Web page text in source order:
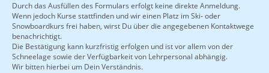
Durch das Ausfüllen des Formulars erfolgt keine direkte Anmeldung.
Wenn jedoch Kurse stattfinden und wir einen Platz im Ski- oder
Snowboardkurs frei haben, wirst Du über die angegebenen Kontaktwege
benachrichtigt.
Die Bestätigung kann kurzfristig erfolgen und ist vor allem von der
Schneelage sowie der Verfügbarkeit von Lehrpersonal abhängig.
Wir bitten hierbei um Dein Verständnis.